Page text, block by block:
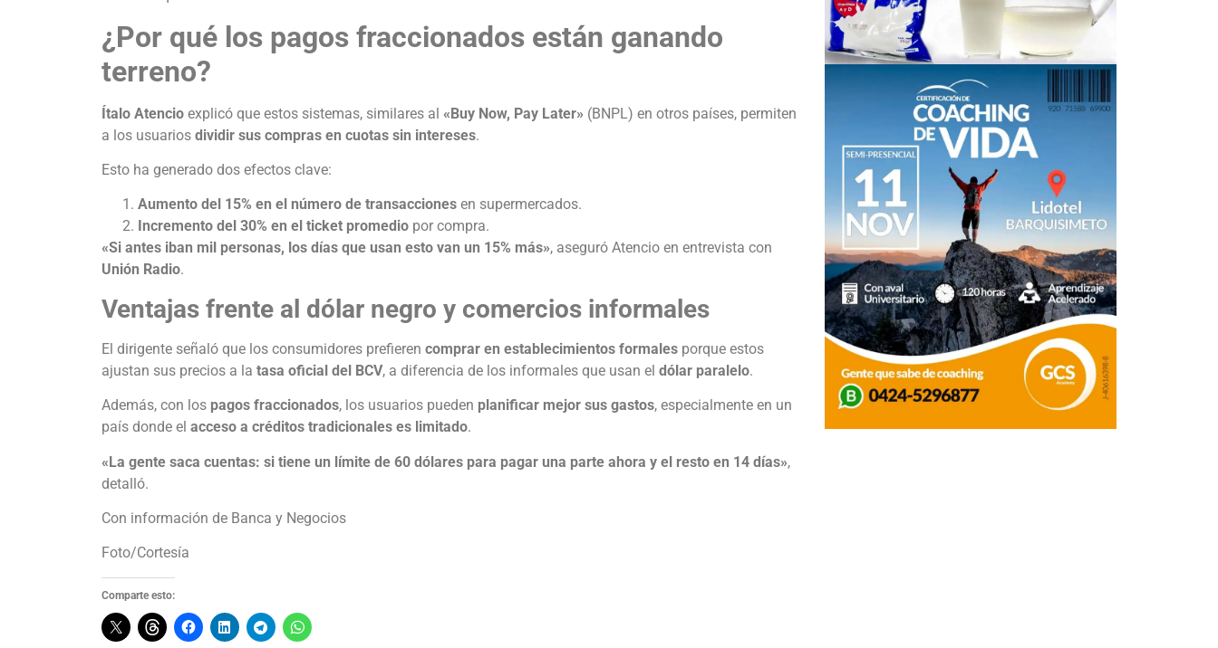
¿Por qué los pagos fraccionados están ganando
terreno?
Ítalo Atencio explicó que estos sistemas, similares al «Buy Now, Pay Later» (BNPL) en otros países, permiten
a los usuarios dividir sus compras en cuotas sin intereses.
Esto ha generado dos efectos clave:
Aumento del 15% en el número de transacciones en supermercados.
Incremento del 30% en el ticket promedio por compra.
«Si antes iban mil personas, los días que usan esto van un 15% más», aseguró Atencio en entrevista con
Unión Radio.
Ventajas frente al dólar negro y comercios informales
El dirigente señaló que los consumidores prefieren comprar en establecimientos formales porque estos
ajustan sus precios a la tasa oficial del BCV, a diferencia de los informales que usan el dólar paralelo.
Además, con los pagos fraccionados, los usuarios pueden planificar mejor sus gastos, especialmente en un
país donde el acceso a créditos tradicionales es limitado.
«La gente saca cuentas: si tiene un límite de 60 dólares para pagar una parte ahora y el resto en 14 días»,
detalló.
Con información de Banca y Negocios
Foto/Cortesía
Comparte esto: